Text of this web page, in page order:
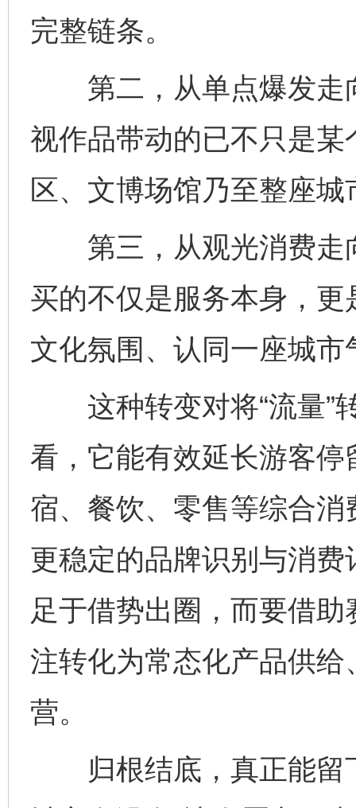
完整链条。
第二，从单点爆发走
视作品带动的已不只是
区、文博场馆乃至整座
第三，从观光消费走
买的不仅是服务本身，
文化氛围、认同一座城市
这种转变对将“流量”转
看，它能有效延长游客
宿、餐饮、零售等综合
更稳定的品牌识别与消
足于借势出圈，而要借
注转化为常态化产品供
营。
归根结底，真正能留